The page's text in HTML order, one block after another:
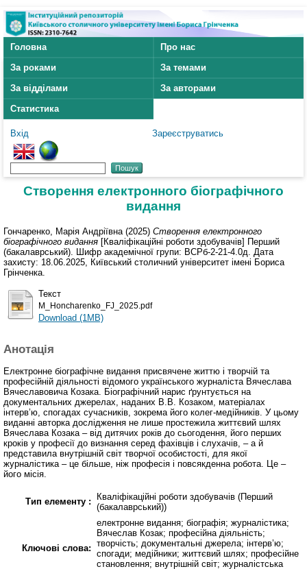
Головна
Про нас
За роками
За темами
За відділами
За авторами
Статистика
Вхід Зареєструватись
Створення електронного біографічного
видання
Гончаренко, Марія Андріївна (2025) Створення електронного
біографічного видання [Кваліфікаційні роботи здобувачів] Перший
(бакалаврський). Шифр академічної групи: ВСРб-2-21-4.0д. Дата
захисту: 18.06.2025, Київський столичний університет імені Бориса
Грінченка.
Текст
M_Honcharenko_FJ_2025.pdf
Download (1MB)
Анотація
Електронне біографічне видання присвячене життю і творчій та
професійній діяльності відомого українського журналіста Вячеслава
Вячеславовича Козака. Біографічний нарис ґрунтується на
документальних джерелах, наданих В.В. Козаком, матеріалах
інтерв’ю, спогадах сучасників, зокрема його колег-медійників. У цьому
виданні авторка дослідження не лише простежила життєвий шлях
Вячеслава Козака – від дитячих років до сьогодення, його перших
кроків у професії до визнання серед фахівців і слухачів, – а й
представила внутрішній світ творчої особистості, для якої
журналістика – це більше, ніж професія і повсякденна робота. Це –
його місія.
Тип елементу :
Кваліфікаційні роботи здобувачів (Перший
(бакалаврський))
Ключові слова:
електронне видання; біографія; журналістика;
Вячеслав Козак; професійна діяльність;
творчість; документальні джерела; інтерв’ю;
спогади; медійники; життєвий шлях; професійне
становлення; внутрішній світ; журналістська